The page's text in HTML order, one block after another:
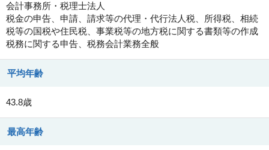
会計事務所・税理士法人
税金の申告、申請、請求等の代理・代行法人税、所得税、相続
税等の国税や住民税、事業税等の地方税に関する書類等の作成
税務に関する申告、税務会計業務全般
平均年齢
43.8歳
最高年齢